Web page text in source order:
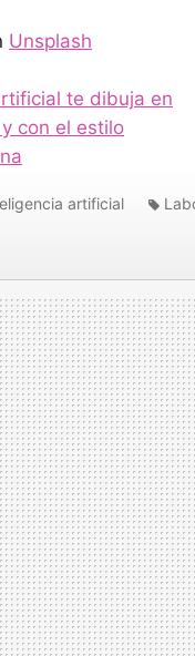
Unsplash
te dibuja en
con el estilo
artificial